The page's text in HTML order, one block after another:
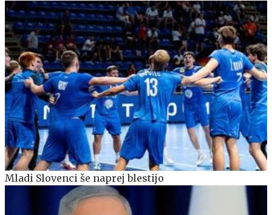
Mladi Slovenci še naprej blestijo